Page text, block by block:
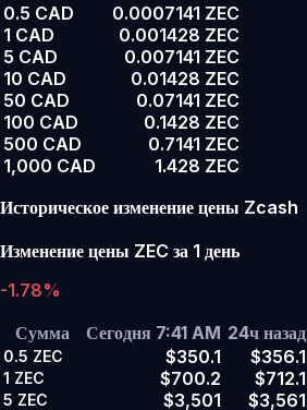
0.5 CAD
0.0007141 ZEC
1 CAD
0.001428 ZEC
5 CAD
0.007141 ZEC
10 CAD
0.01428 ZEC
50 CAD
0.07141 ZEC
100 CAD
0.1428 ZEC
500 CAD
0.7141 ZEC
1,000 CAD
1.428 ZEC
Историческое изменение цены Zcash
Изменение цены ZEC за 1 день
-1.78%
Сумма
Сегодня 7:41 AM 24ч назад
0.5 ZEC $350.1 $356.1
1 ZEC $700.2 $712.1
5 ZEC $3,501 $3,561